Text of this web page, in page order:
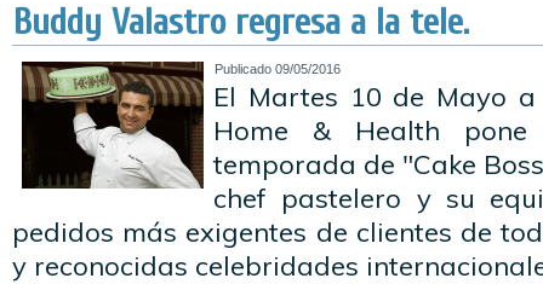
Buddy Valastro regresa a la tele.
Publicado 09/05/2016
El Martes 10 de Mayo
Home & Health
temporada de "Cake
chef pastelero y su
pedidos más exigentes de clientes de
y reconocidas celebridades